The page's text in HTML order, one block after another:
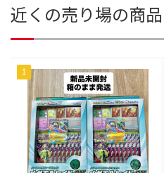
近くの売り場の商品